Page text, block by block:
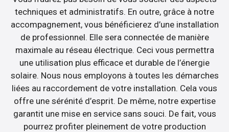
techniques et administratifs. En outre, grâce à notre
accompagnement, vous bénéficierez d’une installation
de professionnel. Elle sera connectée de manière
maximale au réseau électrique. Ceci vous permettra
une utilisation plus efficace et durable de l’énergie
solaire. Nous nous employons à toutes les démarches
liées au raccordement de votre installation. Cela vous
offre une sérénité d’esprit. De même, notre expertise
garantit une mise en service sans souci. De fait, vous
pourrez profiter pleinement de votre production